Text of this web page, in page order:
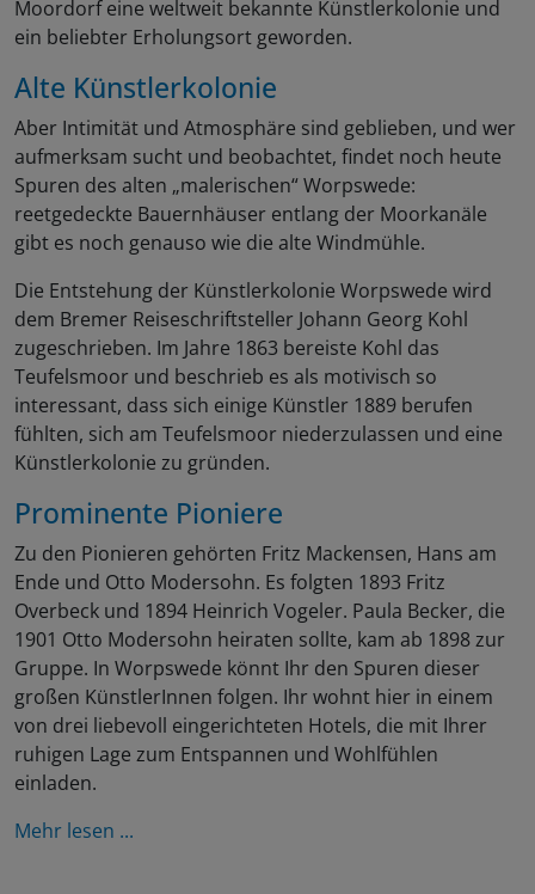
Moordorf eine weltweit bekannte Künstlerkolonie und
ein beliebter Erholungsort geworden.
Alte Künstlerkolonie
Aber Intimität und Atmosphäre sind geblieben, und wer
aufmerksam sucht und beobachtet, findet noch heute
Spuren des alten „malerischen“ Worpswede:
reetgedeckte Bauernhäuser entlang der Moorkanäle
gibt es noch genauso wie die alte Windmühle.
Die Entstehung der Künstlerkolonie Worpswede wird
dem Bremer Reiseschriftsteller Johann Georg Kohl
zugeschrieben. Im Jahre 1863 bereiste Kohl das
Teufelsmoor und beschrieb es als motivisch so
interessant, dass sich einige Künstler 1889 berufen
fühlten, sich am Teufelsmoor niederzulassen und eine
Künstlerkolonie zu gründen.
Prominente Pioniere
Zu den Pionieren gehörten Fritz Mackensen, Hans am
Ende und Otto Modersohn. Es folgten 1893 Fritz
Overbeck und 1894 Heinrich Vogeler. Paula Becker, die
1901 Otto Modersohn heiraten sollte, kam ab 1898 zur
Gruppe. In Worpswede könnt Ihr den Spuren dieser
großen KünstlerInnen folgen. Ihr wohnt hier in einem
von drei liebevoll eingerichteten Hotels, die mit Ihrer
ruhigen Lage zum Entspannen und Wohlfühlen
einladen.
Mehr lesen ...